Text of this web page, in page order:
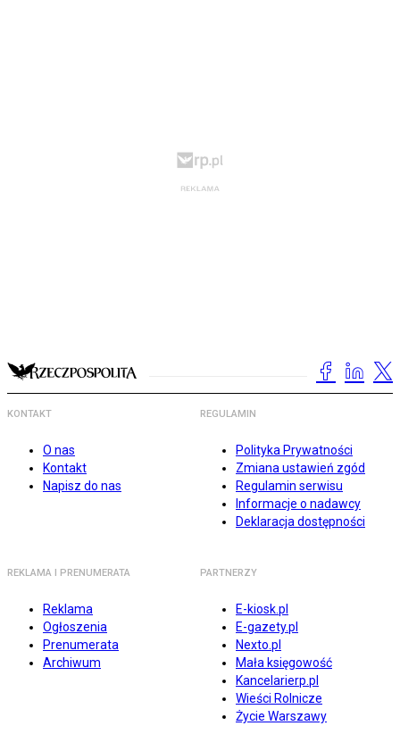
KONTAKT
O nas
Kontakt
Napisz do nas
REGULAMIN
Polityka Prywatności
Zmiana ustawień zgód
Regulamin serwisu
Informacje o nadawcy
Deklaracja dostępności
REKLAMA I PRENUMERATA
Reklama
Ogłoszenia
Prenumerata
Archiwum
PARTNERZY
E-kiosk.pl
E-gazety.pl
Nexto.pl
Mała księgowość
Kancelarierp.pl
Wieści Rolnicze
Życie Warszawy